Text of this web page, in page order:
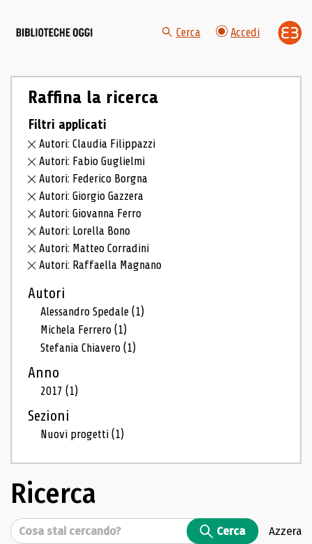
Cerca Accedi
Raffina la ricerca
Filtri applicati
Autori: Claudia Filippazzi
Autori: Fabio Guglielmi
Autori: Federico Borgna
Autori: Giorgio Gazzera
Autori: Giovanna Ferro
Autori: Lorella Bono
Autori: Matteo Corradini
Autori: Raffaella Magnano
Autori
Alessandro Spedale(1)
Michela Ferrero(1)
Stefania Chiavero(1)
Anno
2017(1)
Sezioni
Nuovi progetti(1)
Ricerca
Cerca Cerca Azzera